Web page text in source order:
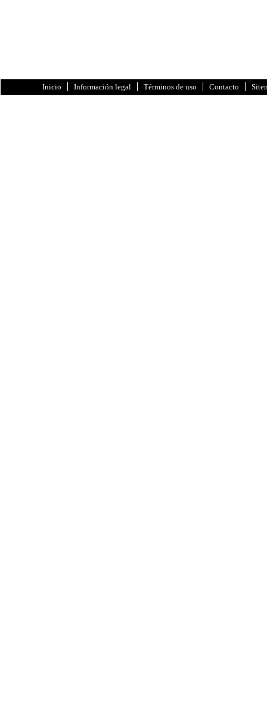
Inicio Información legal Términos de uso Contacto